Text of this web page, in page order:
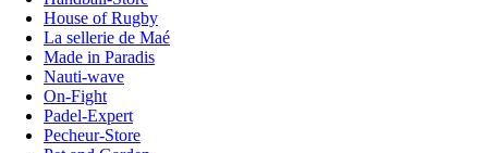
House of Rugby
La sellerie de Maé
Made in Paradis
Nauti-wave
On-Fight
Padel-Expert
Pecheur-Store